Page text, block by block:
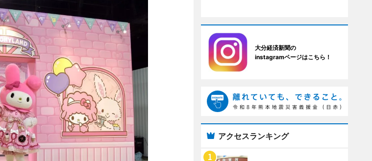
大分経済新聞の
instagramページはこちら！
アクセスランキング